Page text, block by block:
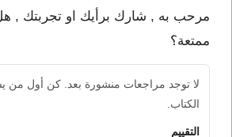
مرحب به , شارك برأيك او تجربتك ,
ممتعة؟
لا توجد مراجعات منشورة بعد. كن أول من
الكتاب.
التقييم